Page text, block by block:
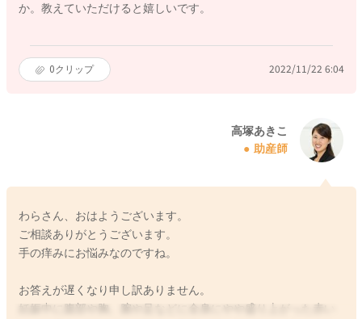
か。教えていただけると嬉しいです。
0クリップ 2022/11/22 6:04
高塚あきこ
助産師
わらさん、おはようございます。
ご相談ありがとうございます。
手の痒みにお悩みなのですね。
お答えが遅くなり申し訳ありません。
妊娠中に腹部や胸、腕や足などに全身にやや盛り上がった赤い